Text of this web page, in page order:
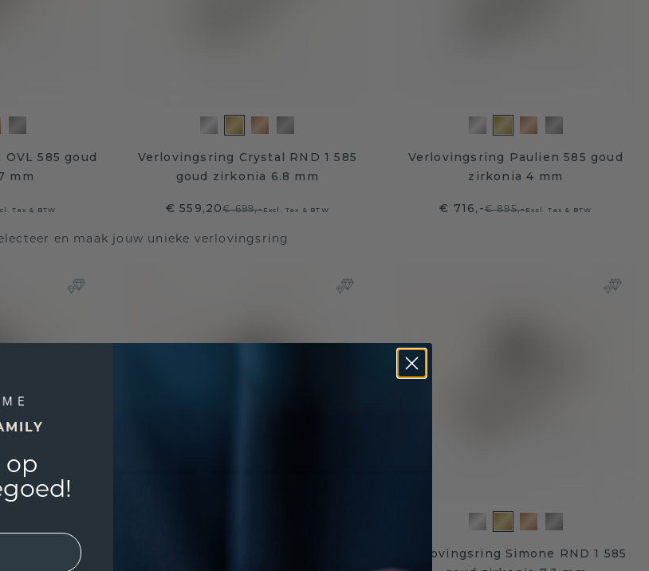
585 goud
mm
Tax & BTW
Verlovingsring Crystal RND 1 585
goud zirkonia 6.8 mm
€ 559,20€ 699,-Excl. Tax & BTW
Verlovingsring Paulien 585 goud
zirkonia 4 mm
€ 716,-€ 895,-Excl. Tax & BTW
en maak jouw unieke verlovingsring
OVL 1 585
Verlovingsring Simone RND 1 585
op